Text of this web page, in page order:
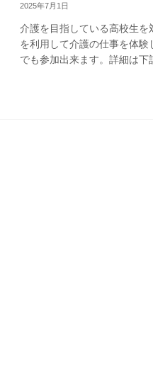
2025年7月1日
介護を目指している高校生
を利用して介護の仕事を体
でも参加出来ます。詳細は下